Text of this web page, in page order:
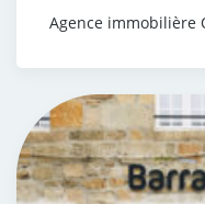
Agence immobilière